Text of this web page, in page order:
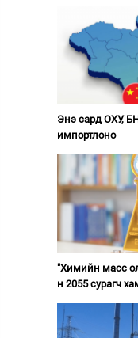
Энэ сард ОХУ,
импортлоно
"Химийн масс
н 2055 сурагч